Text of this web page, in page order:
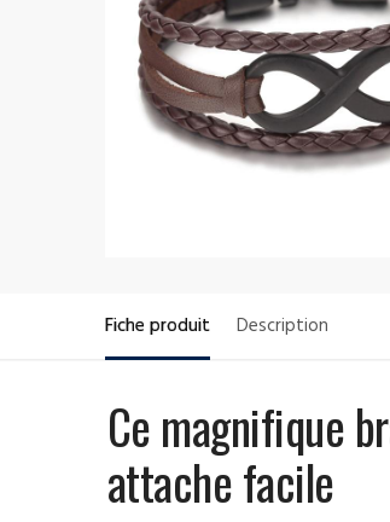
Fiche produit Description
Ce magnifique
attache facile